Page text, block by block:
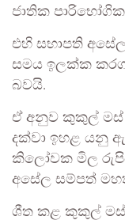
ජාතික
එහි සභාපති
සමය ඉලක්ක
බවයි.
ඒ අනුව කුකුල්
දක්වා ඉහළ යනු
කිලෝවක මිල
අසේල සම්පත්
ශීත කළ කුකුල්